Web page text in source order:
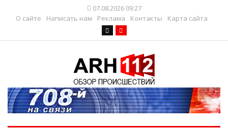
07.08.2026 09:27
О сайте
Написать нам Реклама Контакты Карта сайта